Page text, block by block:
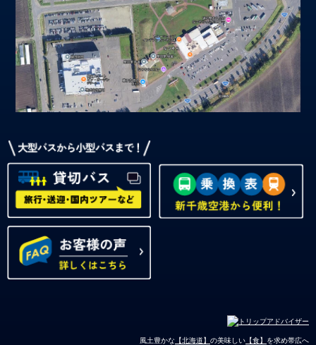
2026.4.28
いよいよ明日からデビュー4列プレミアムシート！！
ＧＷ期間中は渋滞等の発生も考えられますので、余裕を持ったお時間
にて、ご予約お待ちしております。
おびうんスタッフ一同
>> 詳しくはこちら(PDF：4,924KB)
風土豊かな 【北海道】 の美味しい 【食】 を求め帯広へ